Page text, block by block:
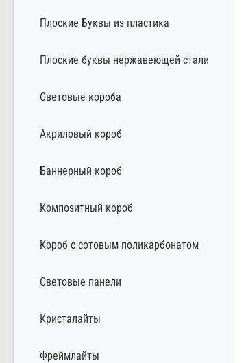
Плоские Буквы из пластика
Плоские буквы нержавеющей стали
Световые короба
Акриловый короб
Баннерный короб
Композитный короб
Короб с сотовым поликарбонатом
Световые панели
Кристалайты
Фреймлайты